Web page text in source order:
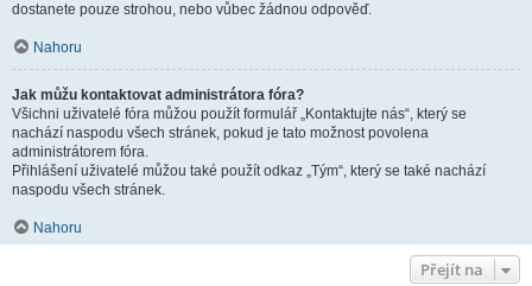
dostanete pouze strohou, nebo vůbec žádnou odpověď.
Nahoru
Jak můžu kontaktovat administrátora fóra?
Všichni uživatelé fóra můžou použít formulář „Kontaktujte nás“, který se
nachází naspodu všech stránek, pokud je tato možnost povolena
administrátorem fóra.
Přihlášení uživatelé můžou také použít odkaz „Tým“, který se také nachází
naspodu všech stránek.
Nahoru
Přejít na